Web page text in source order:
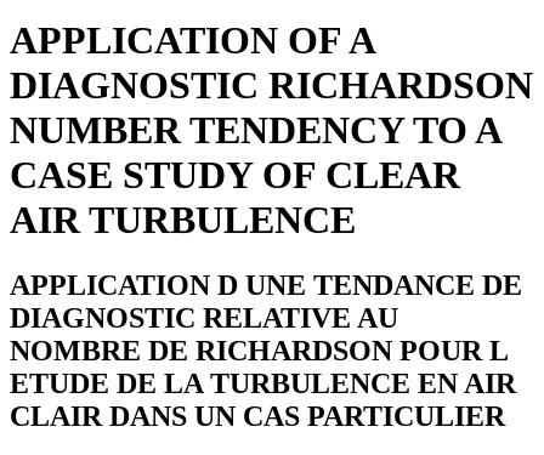
APPLICATION OF A
DIAGNOSTIC RICHARDSON
NUMBER TENDENCY TO A
CASE STUDY OF CLEAR
AIR TURBULENCE
APPLICATION D UNE TENDANCE DE
DIAGNOSTIC RELATIVE AU
NOMBRE DE RICHARDSON POUR L
ETUDE DE LA TURBULENCE EN AIR
CLAIR DANS UN CAS PARTICULIER